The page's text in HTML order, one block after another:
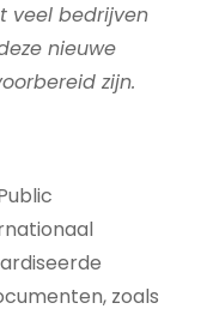
veel bedrijven
nieuwe
zijn.
zoals